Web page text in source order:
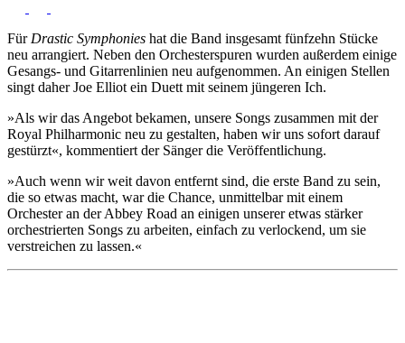
FürDrastic Symphonies hat die Band insgesamt fünfzehn Stücke
neu arrangiert. Neben den Orchesterspuren wurden außerdem einige
Gesangs- und Gitarrenlinien neu aufgenommen. An einigen Stellen
singt daher Joe Elliot ein Duett mit seinem jüngeren Ich.
»Als wir das Angebot bekamen, unsere Songs zusammen mit der
Royal Philharmonic neu zu gestalten, haben wir uns sofort darauf
gestürzt«, kommentiert der Sänger die Veröffentlichung.
»Auch wenn wir weit davon entfernt sind, die erste Band zu sein,
die so etwas macht, war die Chance, unmittelbar mit einem
Orchester an der Abbey Road an einigen unserer etwas stärker
orchestrierten Songs zu arbeiten, einfach zu verlockend, um sie
verstreichen zu lassen.«